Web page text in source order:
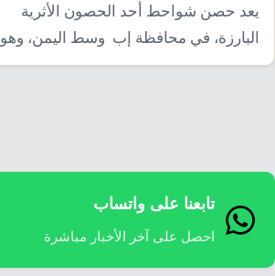
يعد حصن شواحط أحد الحصون الأثرية
البارزة، في محافظة إب وسط اليمن، وهو
جزءًا…
تابعنا على واتساب
احصل على آخر الأخبار مباشرة